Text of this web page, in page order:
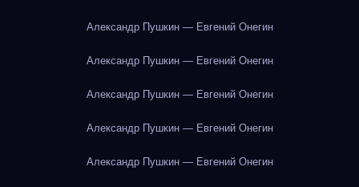
Александр Пушкин — Евгений Онегин
Александр Пушкин — Евгений Онегин
Александр Пушкин — Евгений Онегин
Александр Пушкин — Евгений Онегин
Александр Пушкин — Евгений Онегин